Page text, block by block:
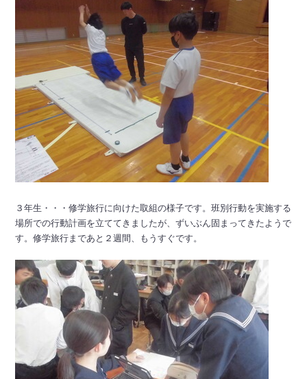
３年生・・・修学旅行に向けた取組の様子です。班別行動を実施する
場所での行動計画を立ててきましたが、ずいぶん固まってきたようで
す。修学旅行まであと２週間、もうすぐです。